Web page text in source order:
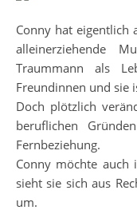
Conny hat eigentlich
alleinerziehende
Traummann als
Freundinnen und sie
Doch plötzlich
beruflichen
Fernbeziehung.
Conny möchte auch
sieht sie sich aus
um.